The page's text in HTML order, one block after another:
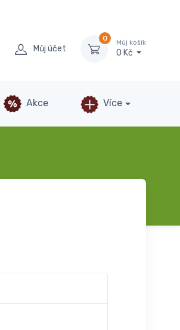
Můj účet
0
Můj košík
0 Kč
Akce Více